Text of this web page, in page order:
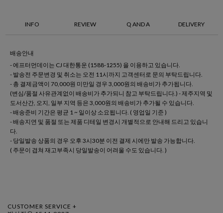
INFO REVIEW Q AND A DELIVERY
배송안내
- 에프터먼데이는 CJ 대한통운 (1588-1255) 을 이용하고 있습니다.
- 발송전 주문변경 및 취소는 오전 11시까지 고객센터로 문의 부탁드립니다.
- 총 결제금액이 70,000원 미만일 경우 3,000원의 배송비가 추가됩니다.
(변심/품절 사유관계없이 배송비가 추가되니 참고 부탁드립니다.) - 제주지역 및
도서산간, 오지, 일부 지역 등은 3,000원의 배송비가 추가될 수 있습니다.
- 배송준비 기간은 평균 1 ~ 일이상 소요됩니다. ( 영업일 기준 )
- 배송지연 및 품절 또는 제품 디테일 변경시 개별적으로 안내해 드리고 있습니
다.
- 당일발송 상품의 경우 오후 3시30분 이전 결제 시에만 발송 가능합니다.
( 주문이 겹쳐 재고부족시 당일발송이 어려울 수도 있습니다. )
CUSTOMER SERVICE +